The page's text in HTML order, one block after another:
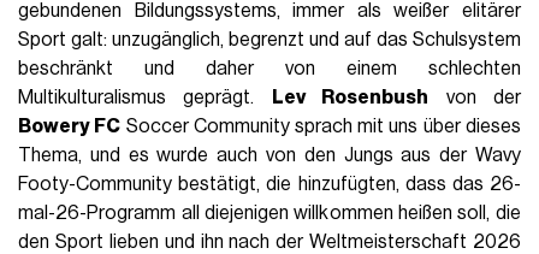
gebundenen Bildungssystems, immer als weißer elitärer
Sport galt: unzugänglich, begrenzt und auf das Schulsystem
beschränkt und daher von einem schlechten
Multikulturalismus geprägt.
Lev Rosenbush von der
Bowery FC Soccer Community sprach mit uns über dieses
Thema, und es wurde auch von den Jungs aus der Wavy
Footy-Community bestätigt, die hinzufügten, dass das 26-
mal-26-Programm all diejenigen willkommen heißen soll, die
den Sport lieben und ihn nach der Weltmeisterschaft 2026